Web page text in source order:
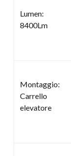
Lumen:
8400Lm
Montaggio:
Carrello
elevatore